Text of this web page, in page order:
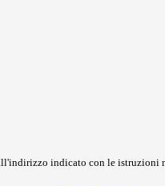
indicato con le istruzioni